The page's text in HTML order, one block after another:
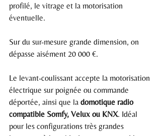
profilé, le vitrage et la motorisation
éventuelle.
Sur du sur-mesure grande dimension, on
dépasse aisément 20 000 €.
Le levant-coulissant accepte la motorisation
électrique sur poignée ou commande
déportée, ainsi que la domotique radio
compatible Somfy, Velux ou KNX. Idéal
pour les configurations très grandes